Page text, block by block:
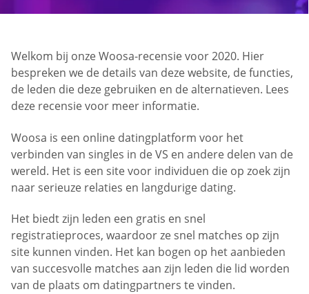
Welkom bij onze Woosa-recensie voor 2020. Hier
bespreken we de details van deze website, de functies,
de leden die deze gebruiken en de alternatieven. Lees
deze recensie voor meer informatie.
Woosa is een online datingplatform voor het
verbinden van singles in de VS en andere delen van de
wereld. Het is een site voor individuen die op zoek zijn
naar serieuze relaties en langdurige dating.
Het biedt zijn leden een gratis en snel
registratieproces, waardoor ze snel matches op zijn
site kunnen vinden. Het kan bogen op het aanbieden
van succesvolle matches aan zijn leden die lid worden
van de plaats om datingpartners te vinden.